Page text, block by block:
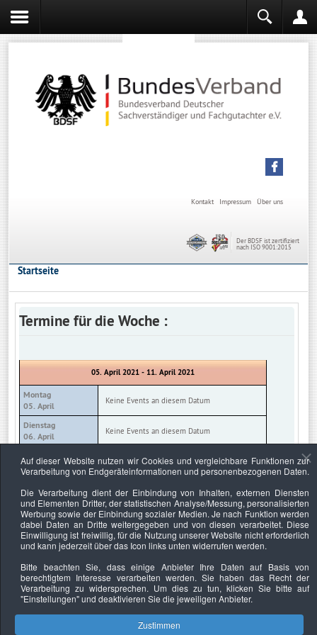
Über uns
Impressum
Kontakt
Der BDSF ist zertifiziert
nach ISO 9001:2015
Startseite
Termine für die Woche :
05. April 2021 - 11. April 2021
Montag
05. April
Keine Events an diesem Datum
Dienstag
06. April
Keine Events an diesem Datum
Mittwoch
07. April
Keine Events an diesem Datum
08. April
Keine Events an diesem Datum
Freitag
09. April
Keine Events an diesem Datum
Samstag
Sonntag
11. April
Keine Events an diesem Datum
Auf dieser Website nutzen wir Cookies und vergleichbare Funktionen zur
Verarbeitung von Endgeräteinformationen und personenbezogenen Daten.
Die Verarbeitung dient der Einbindung von Inhalten, externen Diensten
und Elementen Dritter, der statistischen Analyse/Messung, personalisierten
Werbung sowie der Einbindung sozialer Medien. Je nach Funktion werden
dabei Daten an Dritte weitergegeben und von diesen verarbeitet. Diese
Einwilligung ist freiwillig, für die Nutzung unserer Website nicht erforderlich
und kann jederzeit über das Icon links unten widerrufen werden.
Bitte beachten Sie, dass einige Anbieter Ihre Daten auf Basis von
berechtigtem Interesse verarbeiten werden. Sie haben das Recht der
Verarbeitung zu widersprechen. Um dies zu tun, klicken Sie bitte auf
"Einstellungen"und deaktivieren Sie die jeweiligen Anbieter.
Zustimmen